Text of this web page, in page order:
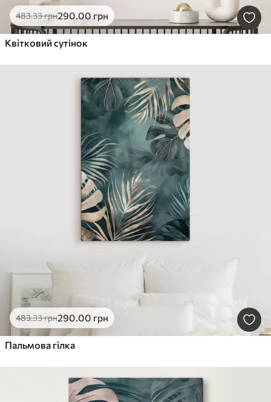
483.33грн290.00 грн
Квітковий сутінок
483.33грн290.00 грн
Пальмова гілка